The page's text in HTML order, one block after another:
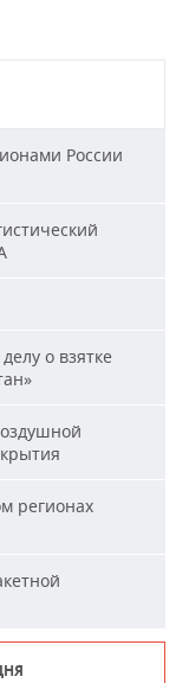
России
о взятке
регионах